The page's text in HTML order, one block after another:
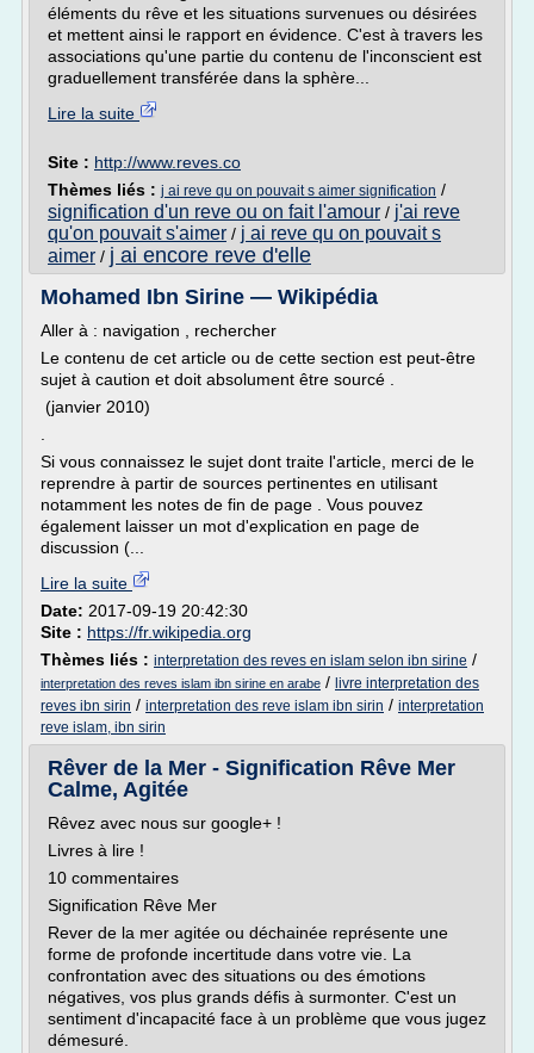
éléments du rêve et les situations survenues ou désirées
et mettent ainsi le rapport en évidence. C'est à travers les
associations qu'une partie du contenu de l'inconscient est
graduellement transférée dans la sphère...
Lire la suite
Site : http://www.reves.co
Thèmes liés : j ai reve qu on pouvait s aimer signification /
signification d'un reve ou on fait l'amour / j'ai reve
qu'on pouvait s'aimer / j ai reve qu on pouvait s
aimer / j ai encore reve d'elle
Mohamed Ibn Sirine — Wikipédia
Aller à : navigation , rechercher
Le contenu de cet article ou de cette section est peut-être
sujet à caution et doit absolument être sourcé .
(janvier 2010)
Si vous connaissez le sujet dont traite l'article, merci de le
reprendre à partir de sources pertinentes en utilisant
notamment les notes de fin de page . Vous pouvez
également laisser un mot d'explication en page de
discussion (...
Lire la suite
Date: 2017-09-19 20:42:30
Site : https://fr.wikipedia.org
Thèmes liés : interpretation des reves en islam selon ibn sirine /
interpretation des reves islam ibn sirine en arabe / livre interpretation des
reves ibn sirin / interpretation des reve islam ibn sirin / interpretation
reve islam, ibn sirin
Rêver de la Mer - Signification Rêve Mer
Calme, Agitée
Rêvez avec nous sur google+ !
Livres à lire !
10 commentaires
Signification Rêve Mer
Rever de la mer agitée ou déchainée représente une
forme de profonde incertitude dans votre vie. La
confrontation avec des situations ou des émotions
négatives, vos plus grands défis à surmonter. C'est un
sentiment d'incapacité face à un problème que vous jugez
démesuré.